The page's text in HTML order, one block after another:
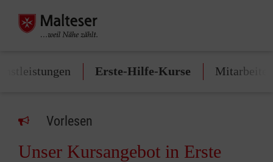
Erste-Hilfe-Kurse Mitarbeiten
Vorlesen
Unser Kursangebot in Erste